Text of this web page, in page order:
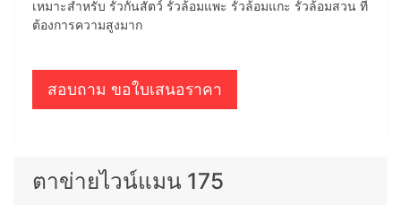
เหมาะสำหรับ รั้วกั้นสัตว์ รั้วล้อมแพะ รั้วล้อมแกะ รั้วล้อมสวน ที่
ต้องการความสูงมาก
สอบถาม ขอใบเสนอราคา
ตาข่ายไวน์แมน 175